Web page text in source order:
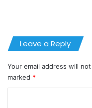
Leave a Reply
Your email address will
marked *